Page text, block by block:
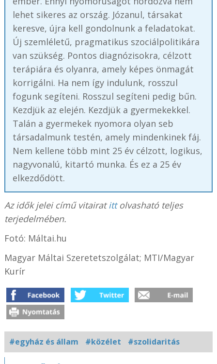
lehet sikeres az ország. Józanul, társakat
keresve, újra kell gondolnunk a feladatokat.
Új szemléletű, pragmatikus szociálpolitikára
van szükség. Pontos diagnózisokra, célzott
terápiára és olyanra, amely képes önmagát
korrigálni. Ha nem így indulunk, rosszul
fogunk segíteni. Rosszul segíteni pedig bűn.
Kezdjük az elején. Kezdjük a gyermekekkel.
Talán a gyermekek nyomora olyan seb
társadalmunk testén, amely mindenkinek fáj.
Nem kellene több mint 25 év célzott, logikus,
nagyvonalú, kitartó munka. És ez a 25 év
elkezdődött.
Az idők jelei című vitairatittolvasható teljes
terjedelmében.
Fotó: Máltai.hu
Magyar Máltai Szeretetszolgálat; MTI/Magyar
Kurír
#egyház és állam #közélet #szolidaritás